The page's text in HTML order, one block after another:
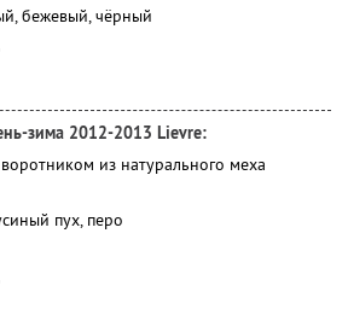
бежевый, чёрный
зима 2012-2013 Lievre:
из натурального меха
пух, перо